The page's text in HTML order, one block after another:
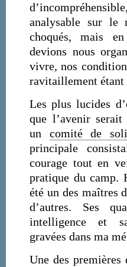
analysable sur le
choqués, mais
devions nous
vivre, nos
ravitaillement étant
Les plus lucides
que l’avenir
un comité de
principale
courage tout en
pratique du camp.
été un des maîtres
d’autres. Ses
intelligence et
gravées dans ma
Une des